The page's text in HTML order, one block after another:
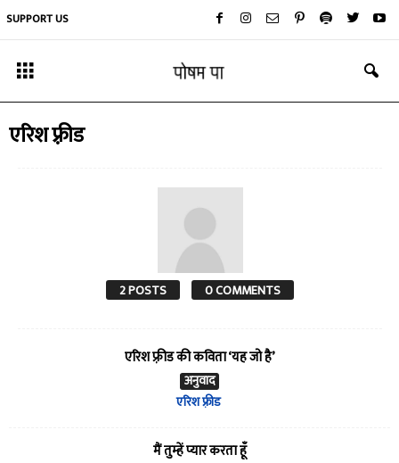
SUPPORT US
एरिश फ़्रीड
2 POSTS 0 COMMENTS
एरिश फ़्रीड की कविता ‘यह जो है’
अनुवाद
एरिश फ़्रीड
मैं तुम्हें प्यार करता हूँ